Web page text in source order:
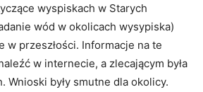
wyspiskach w Starych
wód w okolicach wysypiska)
w przeszłości. Informacje na te
w internecie, a zlecającym była
Wnioski były smutne dla okolicy.